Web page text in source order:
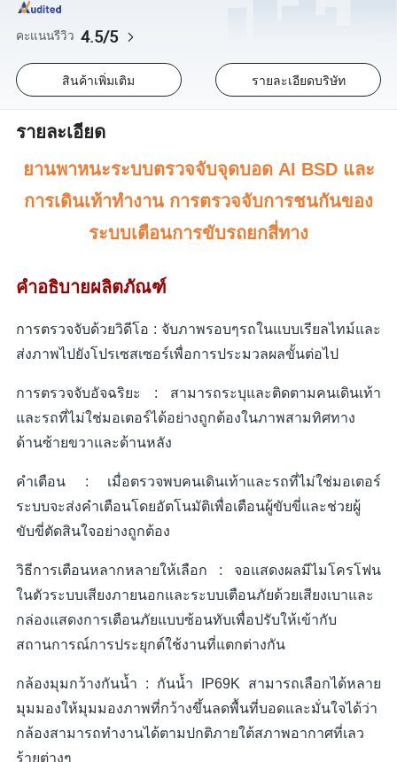
คะแนนรีวิว 4.5/5
สินค้าเพิ่มเติม รายละเอียดบริษัท
รายละเอียด
ยานพาหนะระบบตรวจจับจุดบอด AI BSD และ
การเดินเท้าทำงาน การตรวจจับการชนกันของ
ระบบเตือนการขับรถยกสี่ทาง
คำอธิบายผลิตภัณฑ์
การตรวจจับด้วยวิดีโอ : จับภาพรอบๆรถในแบบเรียลไทม์และ
ส่งภาพไปยังโปรเซสเซอร์เพื่อการประมวลผลขั้นต่อไป
การตรวจจับอัจฉริยะ : สามารถระบุและติดตามคนเดินเท้า
และรถที่ไม่ใช่มอเตอร์ได้อย่างถูกต้องในภาพสามทิศทาง
ด้านซ้ายขวาและด้านหลัง
คำเตือน : เมื่อตรวจพบคนเดินเท้าและรถที่ไม่ใช่มอเตอร์
ระบบจะส่งคำเตือนโดยอัตโนมัติเพื่อเตือนผู้ขับขี่และช่วยผู้
ขับขี่ตัดสินใจอย่างถูกต้อง
วิธีการเตือนหลากหลายให้เลือก : จอแสดงผลมีไมโครโฟน
ในตัวระบบเสียงภายนอกและระบบเตือนภัยด้วยเสียงเบาและ
กล่องแสดงการเตือนภัยแบบซ้อนทับเพื่อปรับให้เข้ากับ
สถานการณ์การประยุกต์ใช้งานที่แตกต่างกัน
กล้องมุมกว้างกันน้ำ : กันน้ำ IP69K สามารถเลือกได้หลาย
มุมมองให้มุมมองภาพที่กว้างขึ้นลดพื้นที่บอดและมั่นใจได้ว่า
กล้องสามารถทำงานได้ตามปกติภายใต้สภาพอากาศที่เลว
ร้ายต่างๆ